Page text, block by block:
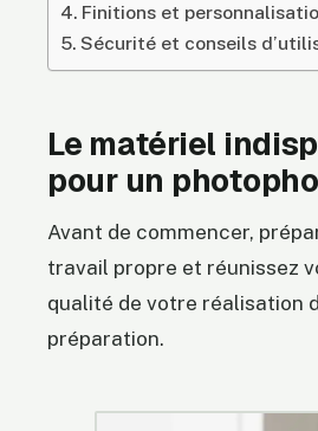
Finitions et
Sécurité et conseils
Le matériel
pour un
Avant de commencer,
travail propre et réunissez
qualité de votre réalisation
préparation.